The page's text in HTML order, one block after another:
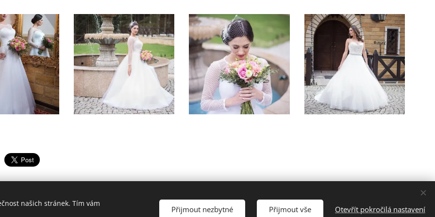
našich stránek. Tím vám
Přijmout nezbytné Přijmout vše Otevřít pokročilá nastavení